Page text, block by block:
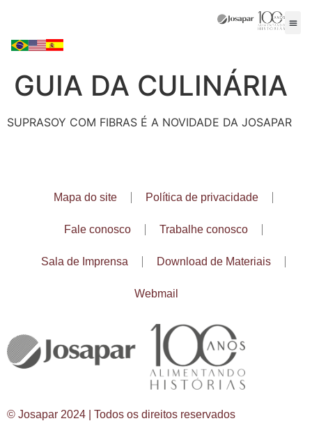
GUIA DA CULINÁRIA
SUPRASOY COM FIBRAS É A NOVIDADE DA JOSAPAR
Mapa do site Política de privacidade
Fale conosco Trabalhe conosco
Sala de Imprensa Download de Materiais
Webmail
© Josapar 2024 | Todos os direitos reservados